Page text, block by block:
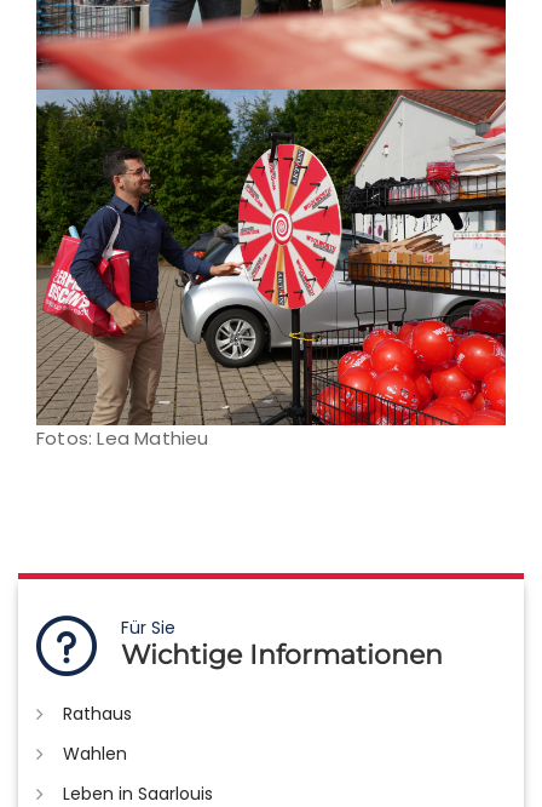
Fotos: Lea Mathieu
Für Sie
Wichtige Informationen
Rathaus
Wahlen
Leben in Saarlouis